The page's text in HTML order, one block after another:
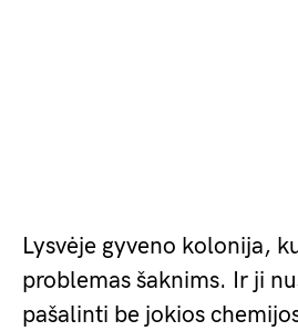
Lysvėje gyveno kolonija,
problemas šaknims. Ir ji
pašalinti be jokios